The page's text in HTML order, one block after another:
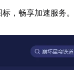
，畅享加速服务